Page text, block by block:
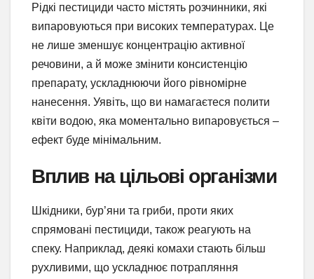
Рідкі пестициди часто містять розчинники, які
випаровуються при високих температурах. Це
не лише зменшує концентрацію активної
речовини, а й може змінити консистенцію
препарату, ускладнюючи його рівномірне
нанесення. Уявіть, що ви намагаєтеся полити
квіти водою, яка моментально випаровується –
ефект буде мінімальним.
Вплив на цільові організми
Шкідники, бур’яни та гриби, проти яких
спрямовані пестициди, також реагують на
спеку. Наприклад, деякі комахи стають більш
рухливими, що ускладнює потрапляння